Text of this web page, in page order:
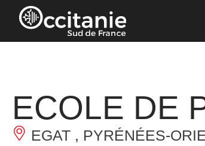
Cookies management panel
ECOLE DE
EGAT , PYRÉNÉES-